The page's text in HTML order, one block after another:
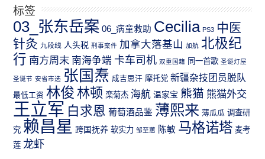
标签
03_张东岳案 06_病童救助 Cecilia PS3 中医
针灸 九段线 人头税 刑事案件 加拿大落基山 加航 北极纪
行 南方周末 南海争端 卡车司机 双重国籍 同一首歌 圣诞灯屋
圣诞节 安省市选 张国焘 成吉思汗 摩托党 新疆杂技团员脱队
最低工资 林俊 林顿 栾菊杰 海航 温家宝 熊猫 熊猫外交
王立军 白求恩 葡萄酒品鉴 薄熙来 薄瓜瓜 调查研
究 赖昌星 跨国抚养 软实力 邹至蕙 陈敏 马格诺塔 麦考
莲 龙虾